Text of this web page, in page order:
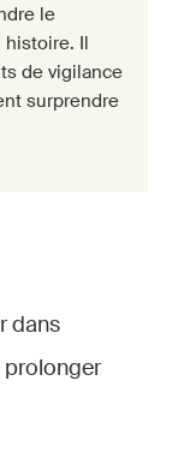
le
histoire. Il
de vigilance
surprendre
dans
prolonger